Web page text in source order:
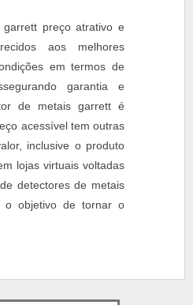
preço atrativo e
aos melhores
em termos de
garantia e
de metais garrett é
acessível tem outras
inclusive o produto
lojas virtuais voltadas
detectores de metais
o objetivo de tornar o